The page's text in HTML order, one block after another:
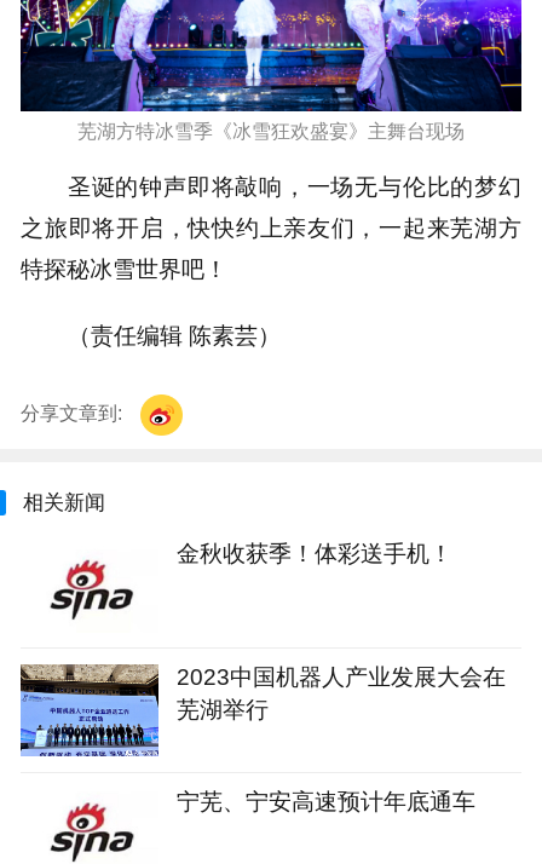
芜湖方特冰雪季《冰雪狂欢盛宴》主舞台现场
圣诞的钟声即将敲响，一场无与伦比的梦幻
之旅即将开启，快快约上亲友们，一起来芜湖方
特探秘冰雪世界吧！
（责任编辑 陈素芸）
分享文章到:
相关新闻
金秋收获季！体彩送手机！
2023中国机器人产业发展大会在
芜湖举行
宁芜、宁安高速预计年底通车